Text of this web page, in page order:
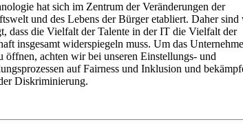
hat sich im Zentrum der Veränderungen der
und des Lebens der Bürger etabliert. Daher sind
dass die Vielfalt der Talente in der IT die Vielfalt der
insgesamt widerspiegeln muss. Um das
öffnen, achten wir bei unseren Einstellungs- und
auf Fairness und Inklusion und
Diskriminierung.